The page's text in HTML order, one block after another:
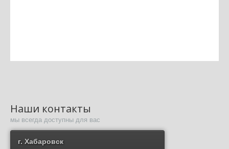
Наши контакты
мы всегда доступны для вас
г. Хабаровск